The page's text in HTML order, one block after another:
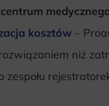
kosztów–
niż
zespołu